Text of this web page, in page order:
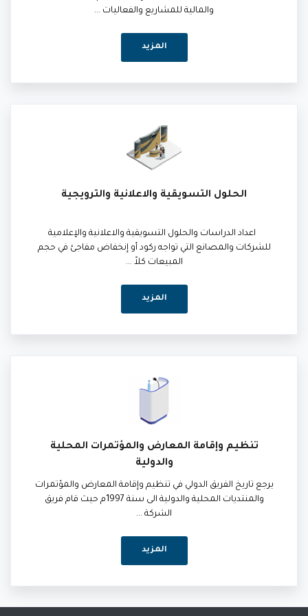
والمالية للمشاريع والفعاليات ...
المزيد
الحلول التسويقية والاعلانية والترويجية
اعداد الدراسات والحلول التسويقية والاعلانية والإعلامية
للشركات والمصانع التي تواجه ركود أو إنخفاض مفاجئ في حجم
المبيعات كلاً ...
المزيد
تنظيم وإقامة المعارض والمؤتمرات المحلية
والدولية
يرجع تاريخ الفريق الدولي في تنظيم وإقامة المعارض والمؤتمرات
والمنتديات المحلية والدولية الى سنة 1997م حيث قام فريق
الشركة ...
المزيد